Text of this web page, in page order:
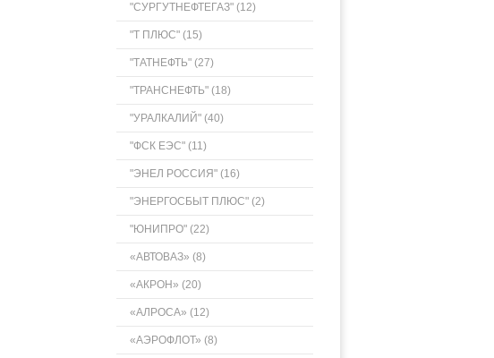
"СУРГУТНЕФТЕГАЗ" (12)
"Т ПЛЮС" (15)
"ТАТНЕФТЬ" (27)
"ТРАНСНЕФТЬ" (18)
"УРАЛКАЛИЙ" (40)
"ФСК ЕЭС" (11)
"ЭНЕЛ РОССИЯ" (16)
"ЭНЕРГОСБЫТ ПЛЮС" (2)
"ЮНИПРО" (22)
«АВТОВАЗ» (8)
«АКРОН» (20)
«АЛРОСА» (12)
«АЭРОФЛОТ» (8)